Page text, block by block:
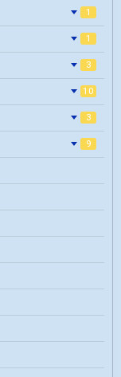
1
1
3
10
3
9